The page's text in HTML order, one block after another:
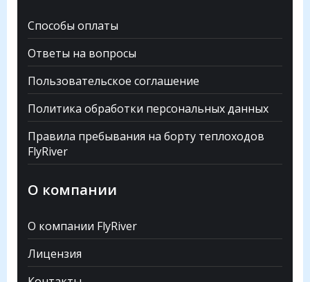
Способы оплаты
Ответы на вопросы
Пользовательское соглашение
Политика обработки персональных данных
Правила пребывания на борту теплоходов
FlyRiver
О компании
О компании FlyRiver
Лицензия